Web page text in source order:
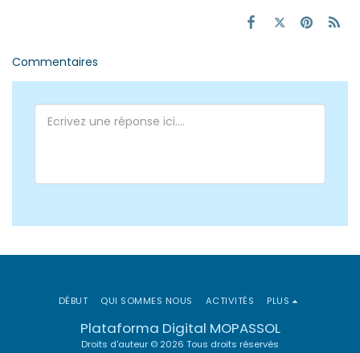
Commentaires
Plataforma Digital MOPASSOL
Droits d'auteur © 2026 Tous droits réservés
DÉBUT QUI SOMMES NOUS ACTIVITÉS PLUS